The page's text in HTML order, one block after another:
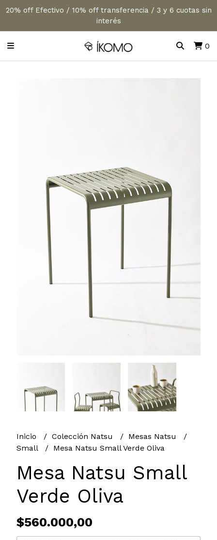
20% off Efectivo / 10% off transferencia / 3 y 6 cuotas sin
interés
0
Inicio Colección Natsu
Mesas Natsu
Small
Mesa Natsu Small Verde Oliva
Mesa Natsu Small
Verde Oliva
$560.000,00